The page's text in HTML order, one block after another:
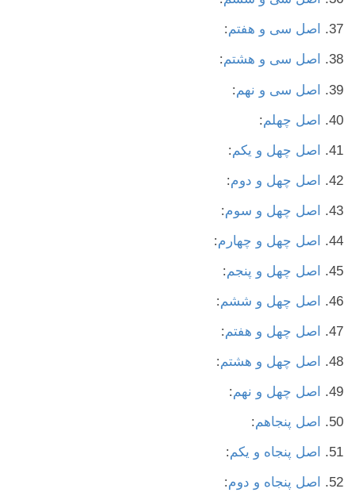
اصل سی و هفتم:
اصل سی و هشتم:
اصل سی و نهم:
اصل چهلم:
اصل چهل و یکم:
اصل چهل و دوم:
اصل چهل و سوم:
اصل چهل و چهارم:
اصل چهل و پنجم:
اصل چهل و ششم:
اصل چهل و هفتم:
اصل چهل و هشتم:
اصل چهل و نهم:
اصل پنجاهم:
اصل پنجاه و یکم:
اصل پنجاه و دوم: